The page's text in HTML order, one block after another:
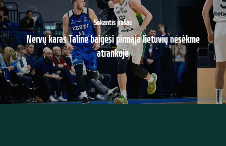
Sekantis įrašas
Nervų karas Taline baigėsi pirmąja lietuvių nesėkme
atrankoje